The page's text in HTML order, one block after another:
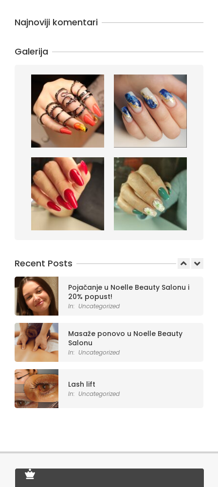
Najnoviji komentari
Galerija
Recent Posts
Koliko su bili dugi najduži nokti u
povijesti?
In: Uncategorized
Koje boje noktiju odabrati ove
jeseni?
In: Uncategorized
In:
Pojačanje u Noelle Beauty Salonu i
20% popust!
In: Uncategorized
Masaže ponovo u Noelle Beauty
Salonu
In: Uncategorized
Lash lift
In: Uncategorized